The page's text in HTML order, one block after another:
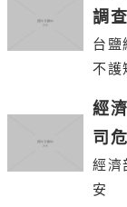
調
台鹽綠能
不護
經
司
經濟部
安